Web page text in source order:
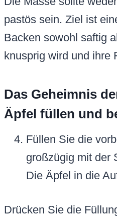
pastös sein. Ziel ist
Backen sowohl saftig
knusprig wird und ihre
Das Geheimnis
Äpfel füllen und
Füllen Sie die
großzügig mit der
Die Äpfel in die
Drücken Sie die